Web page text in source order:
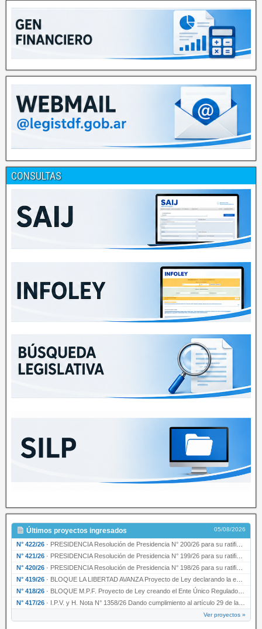
CONSULTAS
Últimos proyectos ingresados 05/08/2026
N° 422/26 · PRESIDENCIA Resolución de Presidencia N° 200/26 para su ratificación.
N° 421/26 · PRESIDENCIA Resolución de Presidencia N° 199/26 para su ratificación.
N° 420/26 · PRESIDENCIA Resolución de Presidencia N° 198/26 para su ratificación.
N° 419/26 · BLOQUE LA LIBERTAD AVANZA Proyecto de Ley declarando la esencialidad del servicio educativ…
N° 418/26 · BLOQUE M.P.F. Proyecto de Ley creando el Ente Único Regulador de servicios públicos de la …
N° 417/26 · I.P.V. y H. Nota N° 1358/26 Dando cumplimiento al artículo 29 de la Ley provincial N° 1399…
Ver proyectos »